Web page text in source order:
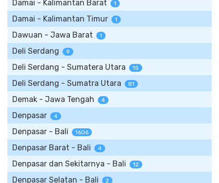
Damai - Kalimantan Barat 1
Damai - Kalimantan Timur 1
Dawuan - Jawa Barat 1
Deli Serdang 9
Deli Serdang - Sumatera Utara 15
Deli Serdang - Sumatra Utara 81
Demak - Jawa Tengah 4
Denpasar 4
Denpasar - Bali 1606
Denpasar Barat - Bali 4
Denpasar dan Sekitarnya - Bali 12
Denpasar Selatan - Bali 2